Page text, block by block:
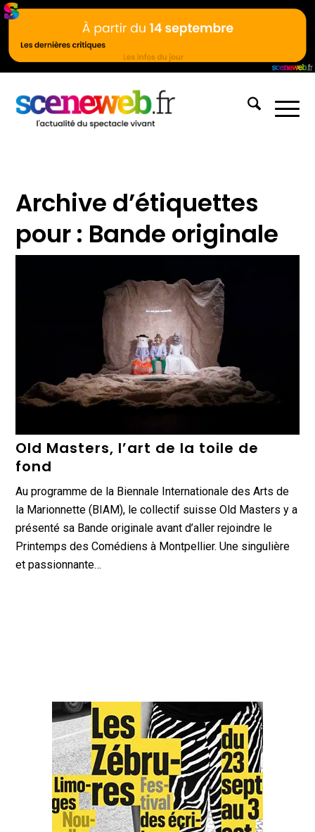
Archive d’étiquettes
pour : Bande originale
Old Masters, l’art de la toile de
fond
Au programme de la Biennale Internationale des Arts de
la Marionnette (BIAM), le collectif suisse Old Masters y a
présenté sa Bande originale avant d’aller rejoindre le
Printemps des Comédiens à Montpellier. Une singulière
et passionnante…